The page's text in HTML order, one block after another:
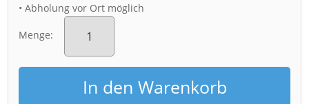
• Abholung vor Ort möglich
Menge:
Poster
(01311)
hinter
der
Frauenkirche
MengeIn den Warenkorb